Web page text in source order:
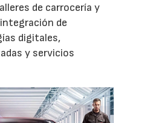
de carrocería y
de
digitales,
y servicios